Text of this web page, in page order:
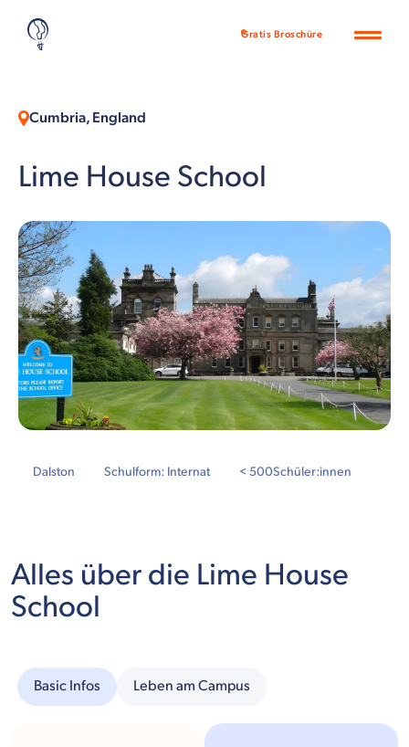
Gratis Broschüre
Cumbria, England
Lime House School
Dalston Schulform: Internat < 500Schüler:innen
Alles über die Lime House
School
Basic Infos Leben am Campus